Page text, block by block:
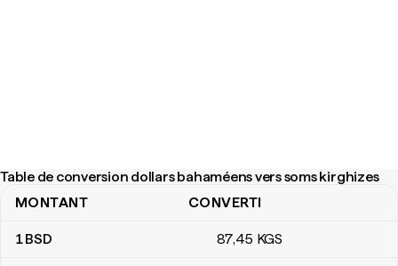
Table de conversion dollars bahaméens vers soms kirghizes
Table de conversion dollars bahaméens vers soms kirghizes
MONTANT CONVERTI
1BSD 87,45 KGS